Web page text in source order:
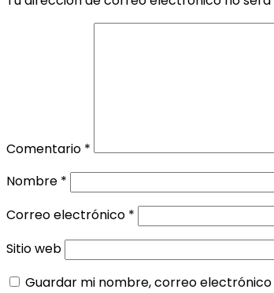
Comentario *
Nombre *
Correo electrónico *
Sitio web
Guardar mi nombre, correo